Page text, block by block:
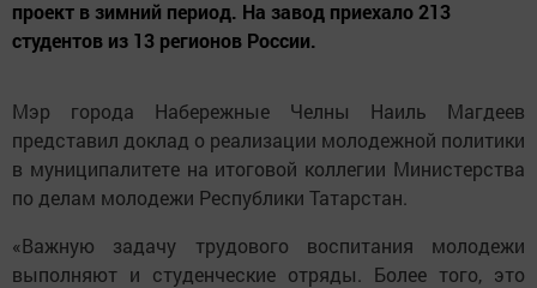
проект в зимний период. На завод приехало 213
студентов из 13 регионов России.
Мэр города Набережные Челны Наиль Магдеев
представил доклад о реализации молодежной политики
в муниципалитете на итоговой коллегии Министерства
по делам молодежи Республики Татарстан.
«Важную задачу трудового воспитания молодежи
выполняют и студенческие отряды. Более того, это